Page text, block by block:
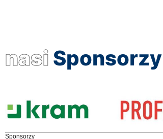
nasi Sponsorzy
Sponsorzy